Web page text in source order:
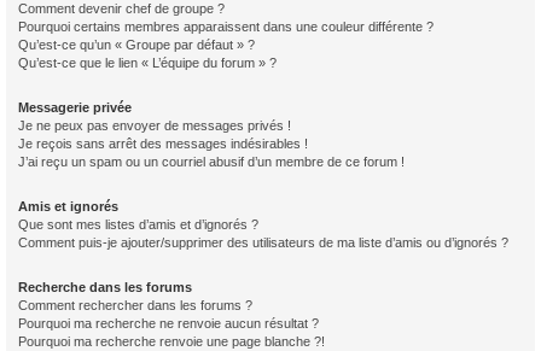
Comment devenir chef de groupe ?
Pourquoi certains membres apparaissent dans une couleur différente ?
Qu’est-ce qu’un « Groupe par défaut » ?
Qu’est-ce que le lien « L’équipe du forum » ?
Messagerie privée
Je ne peux pas envoyer de messages privés !
Je reçois sans arrêt des messages indésirables !
J’ai reçu un spam ou un courriel abusif d’un membre de ce forum !
Amis et ignorés
Que sont mes listes d’amis et d’ignorés ?
Comment puis-je ajouter/supprimer des utilisateurs de ma liste d’amis ou d’ignorés ?
Recherche dans les forums
Comment rechercher dans les forums ?
Pourquoi ma recherche ne renvoie aucun résultat ?
Pourquoi ma recherche renvoie une page blanche ?!